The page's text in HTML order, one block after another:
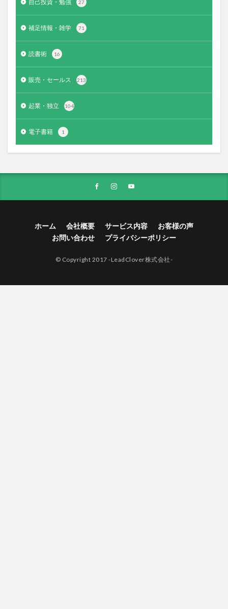
自己投資・勉強 27
補足情報・雑学 71
読書術 16
販売・セールス 213
起業・独立 104
電子書籍 1
ホーム 会社概要 サービス内容
お客様の声
お問い合わせ
プライバシーポリシー
© Copyright 2017 -LeadClover株式会社-